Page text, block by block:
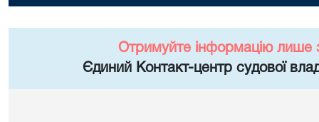
Отримуйте інформацію лише
Єдиний Контакт-центр судової